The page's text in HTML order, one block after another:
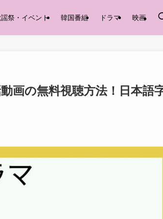
祭・イベント 韓国番組 ドラマ 映画
画の無料視聴方法！日本語